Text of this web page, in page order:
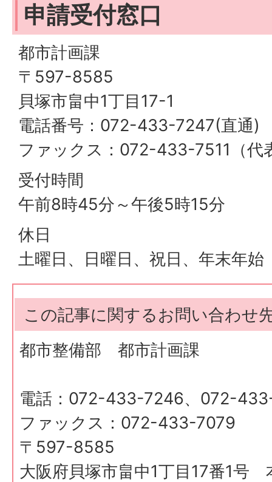
申請受付窓口
都市計画課
〒597-8585
貝塚市畠中1丁目17-1
電話番号：072-433-7247(直通)
ファックス：072-433-7511（代
受付時間
午前8時45分～午後5時15分
休日
土曜日、日曜日、祝日、年末年始
この記事に関するお問い合わせ
都市整備部 都市計画課
電話：072-433-7246、072-
ファックス：072-433-7079
〒597-8585
大阪府貝塚市畠中1丁目17番1号